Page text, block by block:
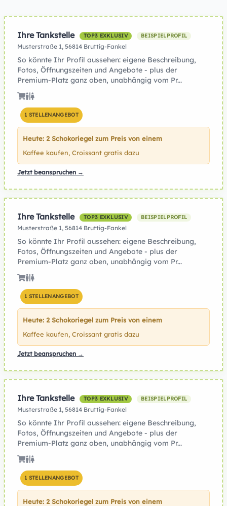
Ihre Tankstelle TOP3 EXKLUSIV BEISPIELPROFIL
Musterstraße 1, 56814 Bruttig-Fankel
So könnte Ihr Profil aussehen: eigene Beschreibung,
Fotos, Öffnungszeiten und Angebote - plus der
Premium-Platz ganz oben, unabhängig vom Pr...
1 STELLENANGEBOT
Heute: 2 Schokoriegel zum Preis von einem
Kaffee kaufen, Croissant gratis dazu
Jetzt beanspruchen →
Ihre Tankstelle TOP3 EXKLUSIV BEISPIELPROFIL
Musterstraße 1, 56814 Bruttig-Fankel
So könnte Ihr Profil aussehen: eigene Beschreibung,
Fotos, Öffnungszeiten und Angebote - plus der
Premium-Platz ganz oben, unabhängig vom Pr...
1 STELLENANGEBOT
Heute: 2 Schokoriegel zum Preis von einem
Kaffee kaufen, Croissant gratis dazu
Jetzt beanspruchen →
Ihre Tankstelle TOP3 EXKLUSIV BEISPIELPROFIL
Musterstraße 1, 56814 Bruttig-Fankel
So könnte Ihr Profil aussehen: eigene Beschreibung,
Fotos, Öffnungszeiten und Angebote - plus der
Premium-Platz ganz oben, unabhängig vom Pr...
1 STELLENANGEBOT
Heute: 2 Schokoriegel zum Preis von einem